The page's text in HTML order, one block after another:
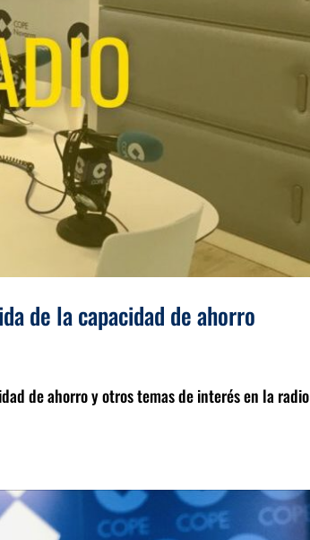
de la capacidad de ahorro
de ahorro y otros temas de interés en la radio